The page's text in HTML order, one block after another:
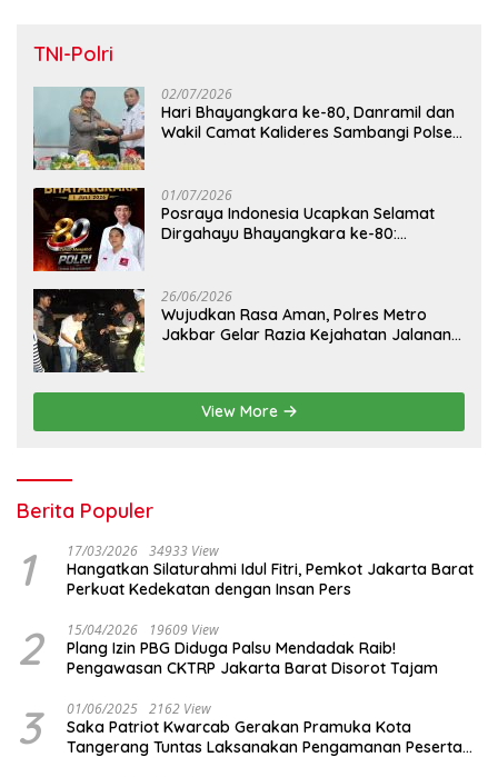
TNI-Polri
02/07/2026
Hari Bhayangkara ke-80, Danramil dan
Wakil Camat Kalideres Sambangi Polsek
01/07/2026
Posraya Indonesia Ucapkan Selamat
Dirgahayu Bhayangkara ke-80:
26/06/2026
Wujudkan Rasa Aman, Polres Metro
Jakbar Gelar Razia Kejahatan Jalanan
View More
Berita Populer
1 17/03/2026 34933 View
Hangatkan Silaturahmi Idul Fitri, Pemkot Jakarta Barat
Perkuat Kedekatan dengan Insan Pers
2 15/04/2026 19609 View
Plang Izin PBG Diduga Palsu Mendadak Raib!
Pengawasan CKTRP Jakarta Barat Disorot Tajam
3 01/06/2025 2162 View
Saka Patriot Kwarcab Gerakan Pramuka Kota
Tangerang Tuntas Laksanakan Pengamanan Peserta